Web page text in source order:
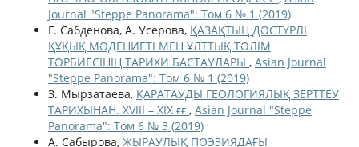
Journal "Steppe Panorama": Том 6 № 1 (2019)
Г. Сабденова, А. Усерова, ҚАЗАҚТЫҢ ДƏСТҮРЛІ
ҚҰҚЫҚ МƏДЕНИЕТІ МЕН ҰЛТТЫҚ ТƏЛІМ
ТƏРБИЕСІНІҢ ТАРИХИ БАСТАУЛАРЫ , Asian Journal
"Steppe Panorama": Том 6 № 1 (2019)
З. Мырзатаева, ҚАРАТАУДЫ ГЕОЛОГИЯЛЫҚ ЗЕРТТЕУ
ТАРИХЫНАН. ХVІІІ – ХІХ ғғ , Asian Journal "Steppe
Panorama": Том 6 № 3 (2019)
А. Сабырова, ЖЫРАУЛЫҚ ПОЭЗИЯДАҒЫ